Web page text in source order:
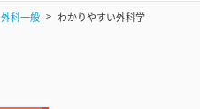
外科一般 わかりやすい外科学